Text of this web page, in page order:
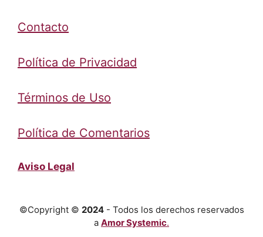
Contacto
Política de Privacidad
Términos de Uso
Política de Comentarios
Aviso Legal
©Copyright © 2024- Todos los derechos reservados
a Amor Systemic.